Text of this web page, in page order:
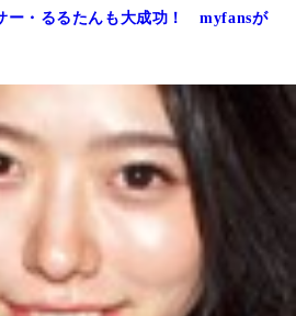
ー・るるたんも大成功！ myfansが